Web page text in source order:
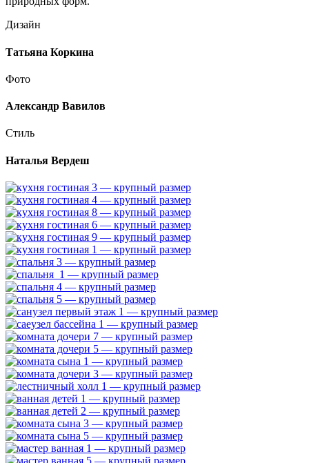
Дизайн
Татьяна Коркина
Фото
Александр Вавилов
Стиль
Наталья Вердеш